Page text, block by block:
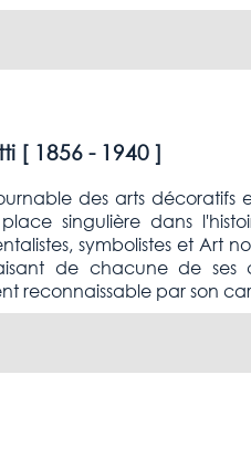
[ 1856 - 1940]
des arts décoratifs
singulière dans
symbolistes et Art
de chacune de
reconnaissable par son